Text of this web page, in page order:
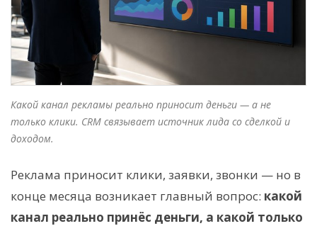
Какой канал рекламы реально приносит деньги — а не
только клики. CRM связывает источник лида со сделкой и
доходом.
Реклама приносит клики, заявки, звонки — но в
конце месяца возникает главный вопрос: какой
канал реально принёс деньги, а какой только